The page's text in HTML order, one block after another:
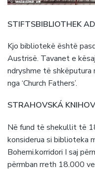
STIFTSBIBLIOTHEK
Kjo bibliotekë është
Austrisë. Tavanet e
ndryshme të shkëputura
nga ‘Church Fathers’.
STRAHOVSKÁ
Në fund të shekullit të
konsiderua si biblioteka
Bohemi.korridori I saj
përmban rreth 18.000